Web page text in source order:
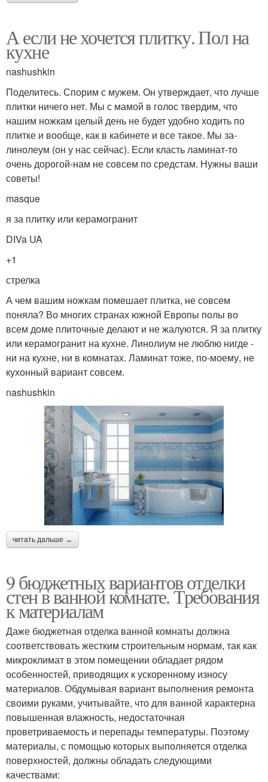
А если не хочется плитку. Пол на
кухне
nashushkin
Поделитесь. Спорим с мужем. Он утверждает, что лучше
плитки ничего нет. Мы с мамой в голос твердим, что
нашим ножкам целый день не будет удобно ходить по
плитке и вообще, как в кабинете и все такое. Мы за-
линолеум (он у нас сейчас). Если класть ламинат-то
очень дорогой-нам не совсем по средстам. Нужны ваши
советы!
masque
я за плитку или керамогранит
DIVa UA
+1
стрелка
А чем вашим ножкам помешает плитка, не совсем
поняла? Во многих странах южной Европы полы во
всем доме плиточные делают и не жалуются. Я за плитку
или керамогранит на кухне. Линолиум не люблю нигде -
ни на кухне, ни в комнатах. Ламинат тоже, по-моему, не
кухонный вариант совсем.
nashushkin
читать дальше →
9 бюджетных вариантов отделки
стен в ванной комнате. Требования
к материалам
Даже бюджетная отделка ванной комнаты должна
соответствовать жестким строительным нормам, так как
микроклимат в этом помещении обладает рядом
особенностей, приводящих к ускоренному износу
материалов. Обдумывая вариант выполнения ремонта
своими руками, учитывайте, что для ванной характерна
повышенная влажность, недостаточная
проветриваемость и перепады температуры. Поэтому
материалы, с помощью которых выполняется отделка
поверхностей, должны обладать следующими
качествами: